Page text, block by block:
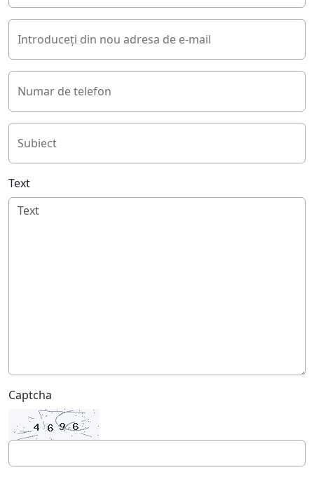
Introduceți din nou adresa de e-mail
Numar de telefon
Subiect
Text
Captcha